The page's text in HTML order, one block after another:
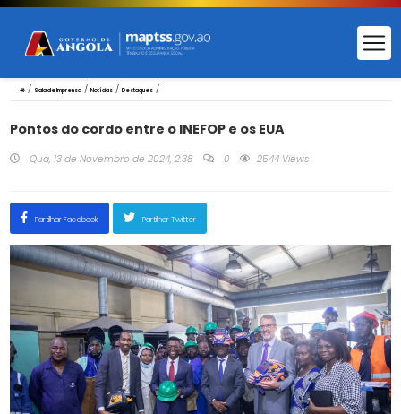
/ Sala de Imprensa/ Notícias/ Destaques/
Pontos do cordo entre o INEFOP e os EUA
Qua, 13 de Novembro de 2024, 2:38 0 2544 Views
Partilhar Facebook Partilhar Twitter